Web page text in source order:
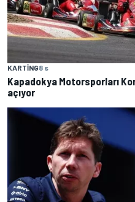
KARTING8 s
Kapadokya Motorsporları
açıyor